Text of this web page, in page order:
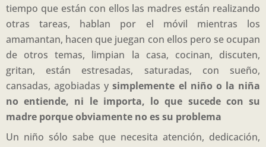
tiempo que están con ellos las madres están realizando
otras tareas, hablan por el móvil mientras los
amamantan, hacen que juegan con ellos pero se ocupan
de otros temas, limpian la casa, cocinan, discuten,
gritan, están estresadas, saturadas, con sueño,
cansadas, agobiadas ysimplemente el niño o la niña
no entiende, ni le importa, lo que sucede con su
madre porque obviamente no es su problema
Un niño sólo sabe que necesita atención, dedicación,